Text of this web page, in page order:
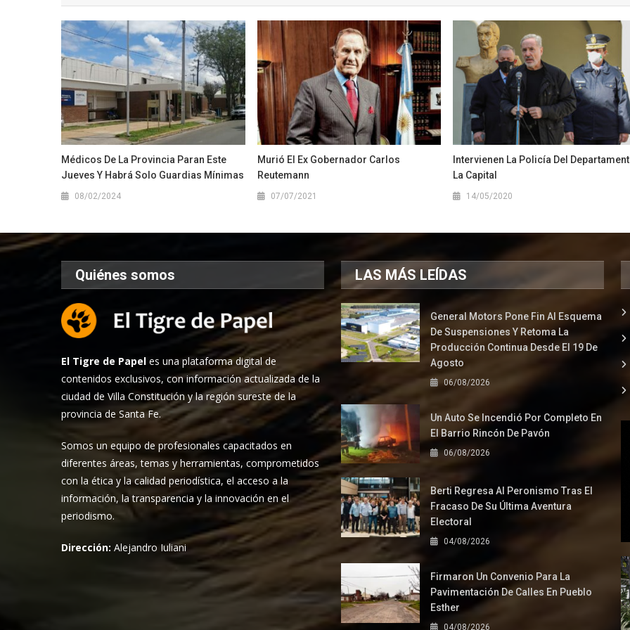
Médicos De La Provincia Paran Este
Jueves Y Habrá Solo Guardias Mínimas
08/02/2024
Murió El Ex Gobernador Carlos
Reutemann
07/07/2021
Intervienen La Policía Del
La Capital
14/05/2020
Quiénes somos
El Tigre de Papel es una plataforma digital de
contenidos exclusivos, con información actualizada de la
ciudad de Villa Constitución y la región sureste de la
provincia de Santa Fe.
Somos un equipo de profesionales capacitados en
diferentes áreas, temas y herramientas, comprometidos
con la ética y la calidad periodística, el acceso a la
información, la transparencia y la innovación en el
periodismo.
Dirección:Alejandro Iuliani
LAS MÁS LEÍDAS
General Motors Pone Fin Al Esquema
De Suspensiones Y Retoma La
Producción Continua Desde El 19 De
Agosto
06/08/2026
Un Auto Se Incendió Por Completo En
El Barrio Rincón De Pavón
06/08/2026
Berti Regresa Al Peronismo Tras El
Fracaso De Su Última Aventura
Electoral
04/08/2026
Firmaron Un Convenio Para La
Pavimentación De Calles En Pueblo
Esther
04/08/2026